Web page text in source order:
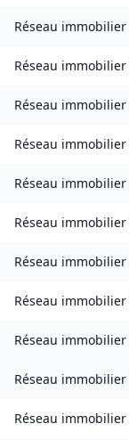
Réseau immobilier
Réseau immobilier
Réseau immobilier
Réseau immobilier
Réseau immobilier
Réseau immobilier
Réseau immobilier
Réseau immobilier
Réseau immobilier
Réseau immobilier
Réseau immobilier